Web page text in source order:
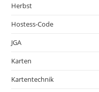
Herbst
Hostess-Code
JGA
Karten
Kartentechnik